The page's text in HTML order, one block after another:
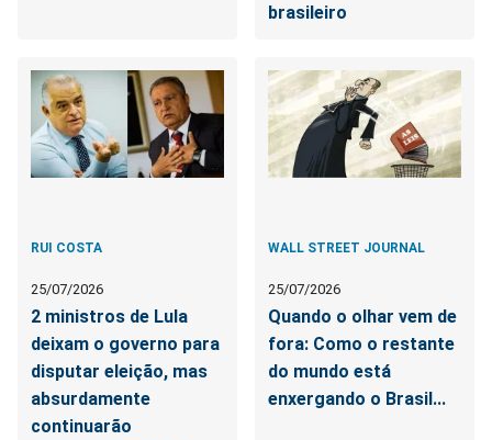
brasileiro
RUI COSTA
25/07/2026
2 ministros de Lula
deixam o governo para
disputar eleição, mas
absurdamente
continuarão
WALL STREET JOURNAL
25/07/2026
Quando o olhar vem de
fora: Como o restante
do mundo está
enxergando o Brasil...